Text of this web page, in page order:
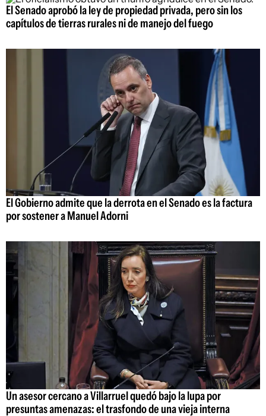
El Senado aprobó la ley de propiedad privada, pero sin los
capítulos de tierras rurales ni de manejo del fuego
El Gobierno admite que la derrota en el Senado es la factura
por sostener a Manuel Adorni
Un asesor cercano a Villarruel quedó bajo la lupa por
presuntas amenazas: el trasfondo de una vieja interna